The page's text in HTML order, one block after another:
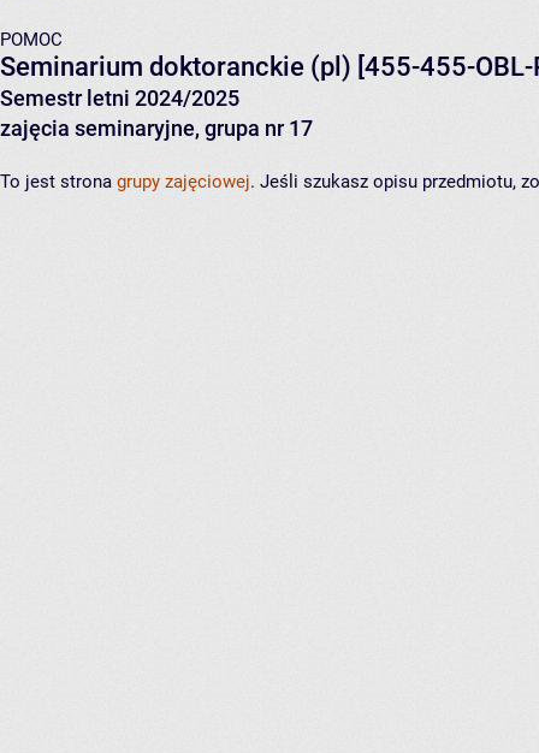
POMOC
Seminarium doktoranckie (pl) [455-455-OBL-
Semestr letni 2024/2025
zajęcia seminaryjne, grupa nr 17
To jest strona grupy zajęciowej. Jeśli szukasz opisu przedmiotu,